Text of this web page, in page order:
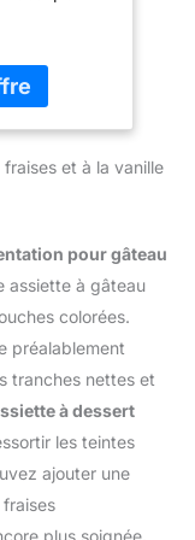
pour qu'il
ROBUSTE :
21,5 cm
contrôle
ou
Matériau
: La
en
pendant la
le lissage
FACILE :
spatule
set
qualité
pâte sur
de
desserts
pour un
– Spatule
offre
pour
et à la vanille
pour gâteau
assiette à gâteau
colorées.
préalablement
tranches nettes et
à dessert
les teintes
ajouter une